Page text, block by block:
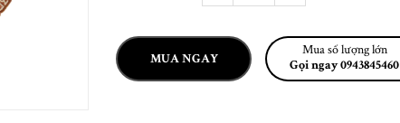
MUA NGAY
Mua số lượng lớn
Gọi ngay 0943845460